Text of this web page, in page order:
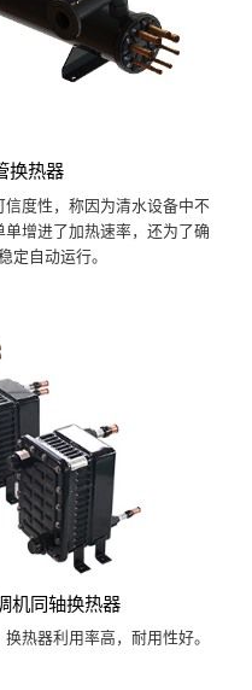
换热器
度性，称因为清水设备中不
增进了加热速率，还为了确
定自动运行。
机同轴换热器
热器利用率高，耐用性好。